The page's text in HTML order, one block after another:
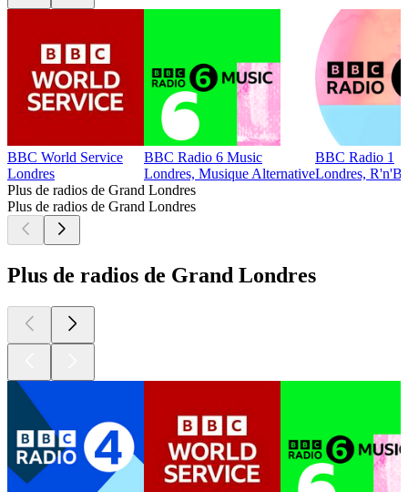
BBC World Service
Londres
BBC Radio 6 Music
Londres, Musique Alternative
BBC Radio 1
Londres,
Plus de radios de Grand Londres
Plus de radios de Grand Londres
Plus de radios de Grand Londres